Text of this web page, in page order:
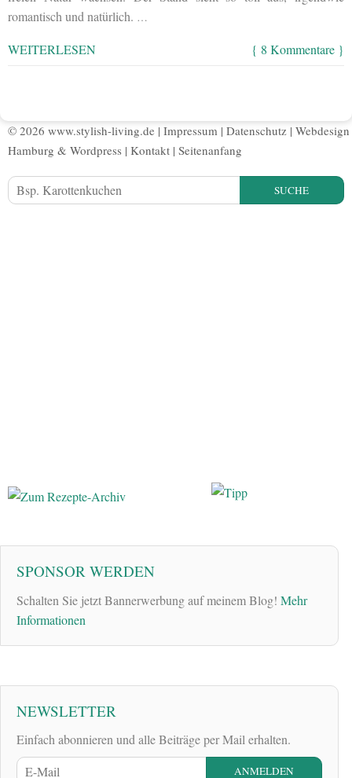
romantisch und natürlich. …
WEITERLESEN { 8 Kommentare }
© 2026 www.stylish-living.de | Impressum | Datenschutz | Webdesign
Hamburg & Wordpress | Kontakt | Seitenanfang
SUCHE
SPONSOR WERDEN
Schalten Sie jetzt Bannerwerbung auf meinem Blog! Mehr
Informationen
NEWSLETTER
Einfach abonnieren und alle Beiträge per Mail erhalten.